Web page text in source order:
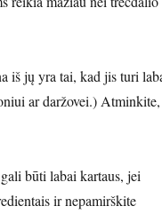
iš jų yra tai, kad jis turi
ar daržovei.) Atminkite,
būti labai kartaus, jei
ir nepamirškite